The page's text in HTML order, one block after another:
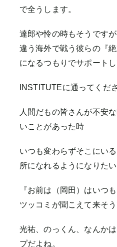
で全うします。
達郎や怜の時もそうです
違う海外で戦う彼らの『
になるつもりでサポートし
INSTITUTEに通ってくだ
人間だもの皆さんが不安
いことがあった時
いつも変わらずそこにい
所になれるようになりたい
『お前は（岡田）はいつ
ツッコミが聞こえて来そ
光祐、のっくん、なんか
プだよね。